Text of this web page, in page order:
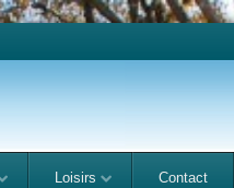
Loisirs Contact